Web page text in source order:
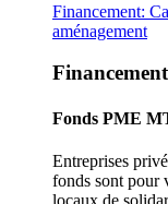
Financement:
aménagement
Financement
Fonds PME
Entreprises
fonds sont pour
locaux de